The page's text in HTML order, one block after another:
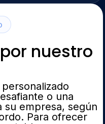
nuestro
o una
su empresa, según
Para ofrecer